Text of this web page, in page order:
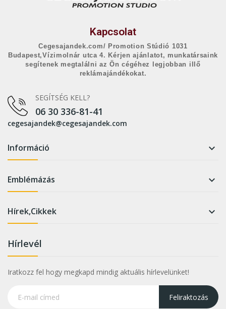
Kapcsolat
Cegesajandek.com/ Promotion Stúdió 1031
Budapest,Vízimolnár utca 4. Kérjen ajánlatot, munkatársaink
segítenek megtalálni az Ön cégéhez legjobban illő
reklámajándékokat.
SEGÍTSÉG KELL?
06 30 336-81-41
cegesajandek@cegesajandek.com
Információ 
Emblémázás 
Hírek,Cikkek 
Hírlevél
Iratkozz fel hogy megkapd mindig aktuális hírlevelünket!
Feliraktozás